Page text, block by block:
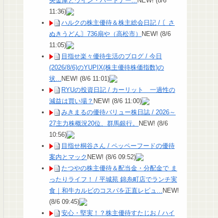
11:36)
ハルクの株主優待＆株主総会日記 / 〘さ
ぬきうどん〙736扇や（高松市） NEW! (8/6
11:05)
目指せ楽々優待生活のブログ / 今日
(2026/8/6)のYUPIX(株主優待株価指数)の
状... NEW! (8/6 11:01)
RYUの投資日記 / カーリット 一過性の
減益は買い場？ NEW! (8/6 11:00)
みきまるの優待バリュー株日誌 / 2026～
27主力株概況20位、群馬銀行。 NEW! (8/6
10:56)
目指せ桐谷さん / ペッペーフードの優待
案内とマック NEW! (8/6 09:52)
たつやの株主優待＆配当金・分配金で ま
ったりライフ！ / 平城苑 錦糸町店でランチ実
食｜和牛カルビのコスパを正直レビュ... NEW!
(8/6 09:45)
安心・堅実！？株主優待すたじお / ハイ